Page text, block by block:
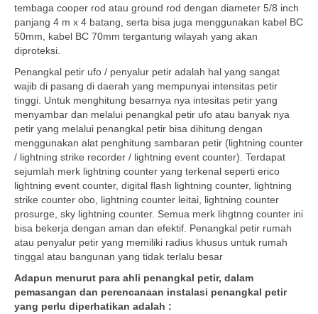
tembaga cooper rod atau ground rod dengan diameter 5/8 inch
panjang 4 m x 4 batang, serta bisa juga menggunakan kabel BC
50mm, kabel BC 70mm tergantung wilayah yang akan
diproteksi.
Penangkal petir ufo / penyalur petir adalah hal yang sangat
wajib di pasang di daerah yang mempunyai intensitas petir
tinggi. Untuk menghitung besarnya nya intesitas petir yang
menyambar dan melalui penangkal petir ufo atau banyak nya
petir yang melalui penangkal petir bisa dihitung dengan
menggunakan alat penghitung sambaran petir (lightning counter
/ lightning strike recorder / lightning event counter). Terdapat
sejumlah merk lightning counter yang terkenal seperti erico
lightning event counter, digital flash lightning counter, lightning
strike counter obo, lightning counter leitai, lightning counter
prosurge, sky lightning counter. Semua merk lihgtnng counter ini
bisa bekerja dengan aman dan efektif. Penangkal petir rumah
atau penyalur petir yang memiliki radius khusus untuk rumah
tinggal atau bangunan yang tidak terlalu besar
Adapun menurut para ahli penangkal petir, dalam
pemasangan dan perencanaan instalasi penangkal petir
yang perlu diperhatikan adalah :